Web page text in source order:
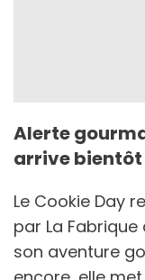
Alerte
arrive bientôt
Le Cookie Day
par La
son aventure